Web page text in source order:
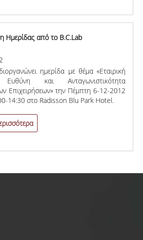
Ημερίδας από το B.C.Lab
ημερίδα με θέμα «Εταιρική
Ευθύνη και Ανταγωνιστικότητα
Επιχειρήσεων» την Πέμπτη 6-12-2012
14:30 στο Radisson Blu Park Hotel.